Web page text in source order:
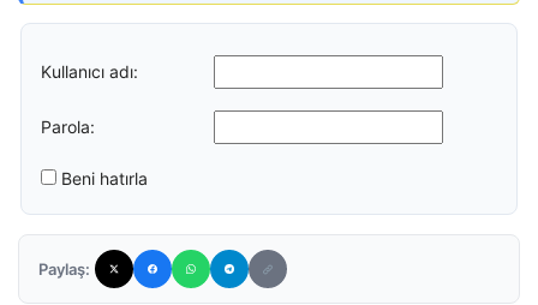
Kullanıcı adı:
Parola:
Beni hatırla
Paylaş: